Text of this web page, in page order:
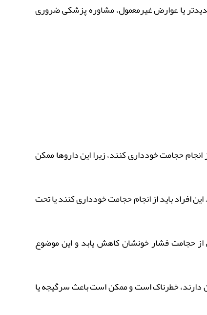
یا عوارض غیرمعمول، مشاوره پزشکی ضروری
حجامت خودداری کنند، زیرا این داروها ممکن
افراد باید از انجام حجامت خودداری کنند یا تحت
از حجامت فشار خونشان کاهش یابد و این موضوع
دارند، خطرناک است و ممکن است باعث سرگیجه یا